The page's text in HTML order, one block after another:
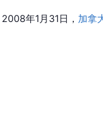
2008年1月31日， 加拿